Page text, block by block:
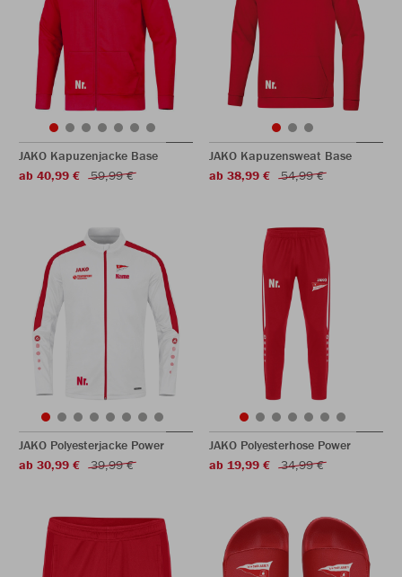
JAKO Kapuzenjacke Base
ab 40,99 €
59,99 €
JAKO Kapuzensweat Base
ab 38,99 €
54,99 €
JAKO Polyesterjacke Power
ab 30,99 €
39,99 €
JAKO Polyesterhose Power
ab 19,99 €
34,99 €